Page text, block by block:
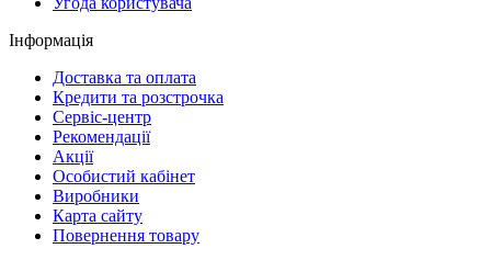
Інформація
Доставка та оплата
Кредити та розстрочка
Сервіc-центр
Рекомендації
Акції
Особистий кабінет
Виробники
Карта сайту
Повернення товару